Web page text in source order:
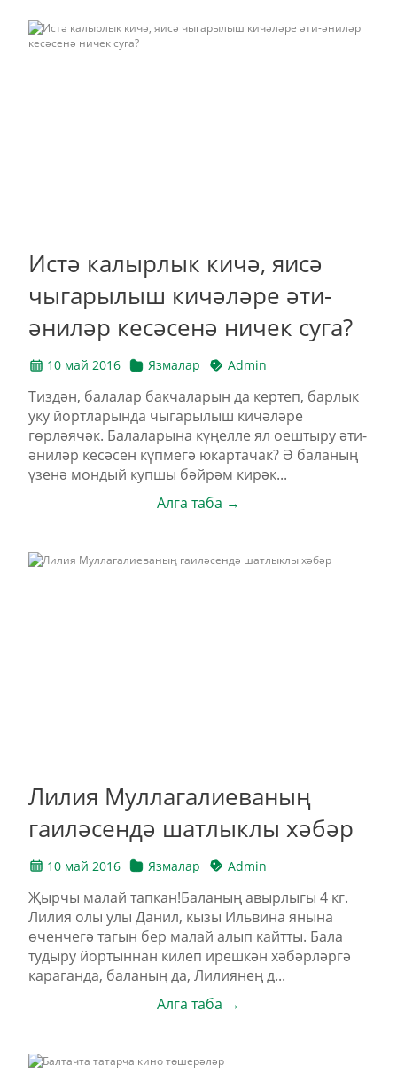
Истә калырлык кичә, яисә
чыгарылыш кичәләре әти-
әниләр кесәсенә ничек суга?
10 май 2016 Язмалар Admin
Тиздән, балалар бакчаларын да кертеп, барлык
уку йортларында чыгарылыш кичәләре
гөрләячәк. Балаларына күңелле ял оештыру әти-
әниләр кесәсен күпмегә юкартачак? Ә баланың
үзенә мондый купшы бәйрәм кирәк...
Алга таба →
Лилия Муллагалиеваның
гаиләсендә шатлыклы хәбәр
10 май 2016 Язмалар Admin
Җырчы малай тапкан!Баланың авырлыгы 4 кг.
Лилия олы улы Данил, кызы Ильвина янына
өченчегә тагын бер малай алып кайтты. Бала
тудыру йортыннан килеп ирешкән хәбәрләргә
караганда, баланың да, Лилиянең д...
Алга таба →